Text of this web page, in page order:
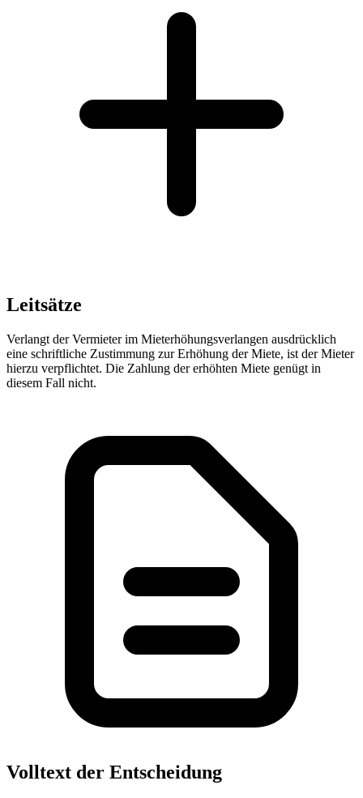
Leitsätze
Verlangt der Vermieter im Mieterhöhungsverlangen ausdrücklich
eine schriftliche Zustimmung zur Erhöhung der Miete, ist der Mieter
hierzu verpflichtet. Die Zahlung der erhöhten Miete genügt in
diesem Fall nicht.
Volltext der Entscheidung